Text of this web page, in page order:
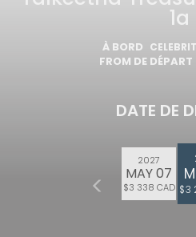
1a
À BORD
FROM DE DÉPART
DATE DE
2027
MAY 07
$3 338 CAD $3